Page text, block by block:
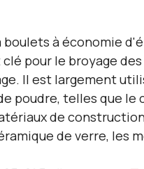
boulets à économie
pour le broyage
Il est largement
poudre, telles que le
de
de verre, les